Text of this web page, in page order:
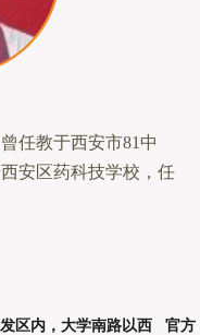
任教于西安市81中
安区药科技学校，任
区内，大学南路以西 官方